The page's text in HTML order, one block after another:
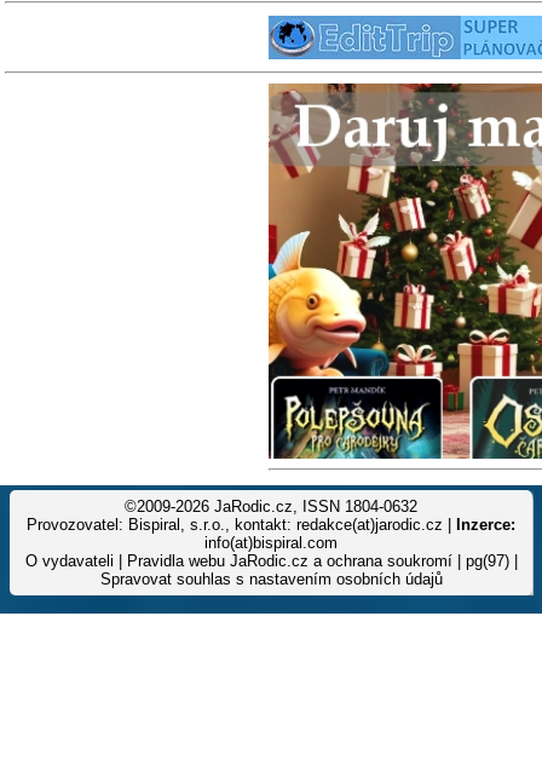
©2009-2026 JaRodic.cz, ISSN 1804-0632
Provozovatel: Bispiral, s.r.o., kontakt: redakce(at)jarodic.cz |
Inzerce:
info(at)bispiral.com
O vydavateli
Pravidla webu JaRodic.cz a ochrana soukromí| pg(97) |
Spravovat souhlas s nastavením osobních údajů